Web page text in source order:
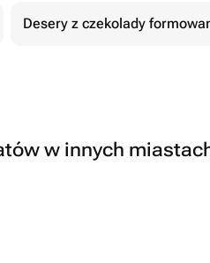
Desery z czekolady
w innych